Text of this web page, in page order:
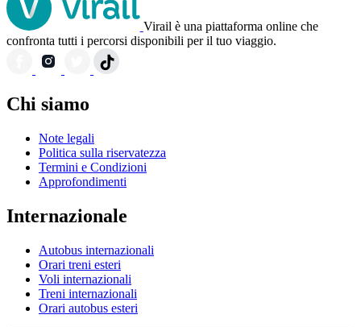
Virail è una piattaforma online che
confronta tutti i percorsi disponibili per il tuo viaggio.
Chi siamo
Note legali
Politica sulla riservatezza
Termini e Condizioni
Approfondimenti
Internazionale
Autobus internazionali
Orari treni esteri
Voli internazionali
Treni internazionali
Orari autobus esteri